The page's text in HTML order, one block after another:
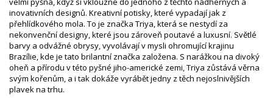
EAN: XS (7899970007392), S (7899970007408), M (7899970007415),
L (7899970007422), XL (7899970007439)
Odkaz na potisk: TRIYA HIV2021 AZUL
Odkaz na dodavatele: I21M26LA
Váha: 115g / 0.25lb / 4.06oz
Retušované fotky
Instrukce pro mytí a péči
Instrukce pro péči: Triya Body Anéis Azul
inovativních designů. Kreativní potisky, které vypadají jak z
přehlídkového mola. To je značka Triya, která se nestydí za
nekonvenční designy, které jsou zároveň poutavé a luxusní. Světlé
barvy a odvážné obrysy, vyvolávají v mysli ohromující krajinu
Brazílie, kde je tato brilantní značka založena. S narážkou na divoký
oheň a přírodu v této pyšné jiho-americké zemi, Triya zůstává věrna
svým kořenům, a i tak dokáže vyrábět jedny z těch nejoslnivějších
plavek na trhu.